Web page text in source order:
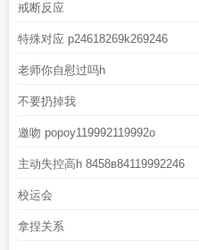
戒断反应
特殊对应 p24618269k269246
老师你自慰过吗h
不要扔掉我
邀吻 popoy119992119992o
主动失控高h 8458в84119992246
校运会
拿捏关系